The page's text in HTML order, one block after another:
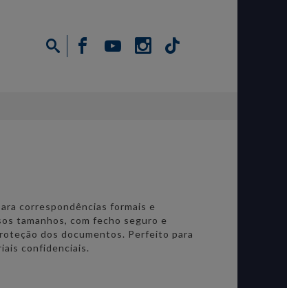
correspondências formais e
tamanhos, com fecho seguro e
dos documentos. Perfeito para
confidenciais.